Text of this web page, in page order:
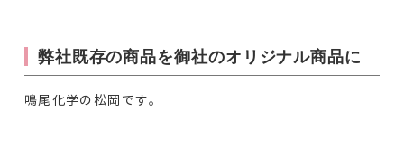
弊社既存の商品を御社のオリジナル商品に
鳴尾化学の松岡です。